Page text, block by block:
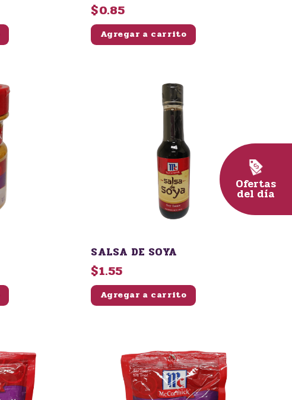
$0.85
Agregar a carrito
SALSA DE SOYA
$1.55
Agregar a carrito
Ofertas
del día